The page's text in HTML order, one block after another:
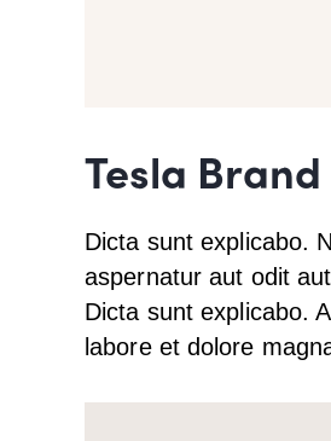
Tesla
Dicta sunt explicabo.
aspernatur aut odit
Dicta sunt explicabo.
labore et dolore